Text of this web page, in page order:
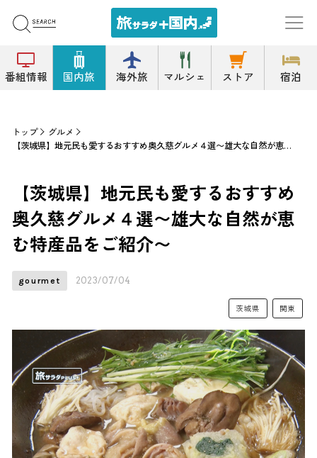
番組情報 国内旅 海外旅 マルシェ ストア 宿泊
トップ
グルメ
【茨城県】地元民も愛するおすすめ奥久慈グルメ４選〜雄大な自然が恵む特産品をご紹介〜
【茨城県】地元民も愛するおすすめ
奥久慈グルメ４選〜雄大な自然が恵
む特産品をご紹介〜
gourmet 2023/07/04
茨城県 関東